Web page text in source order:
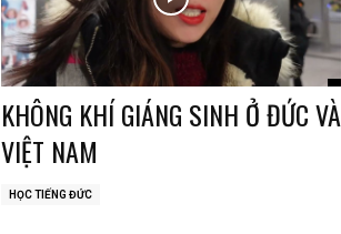
KHÔNG KHÍ GIÁNG SINH Ở ĐỨC VÀ
VIỆT NAM
HỌC TIẾNG ĐỨC